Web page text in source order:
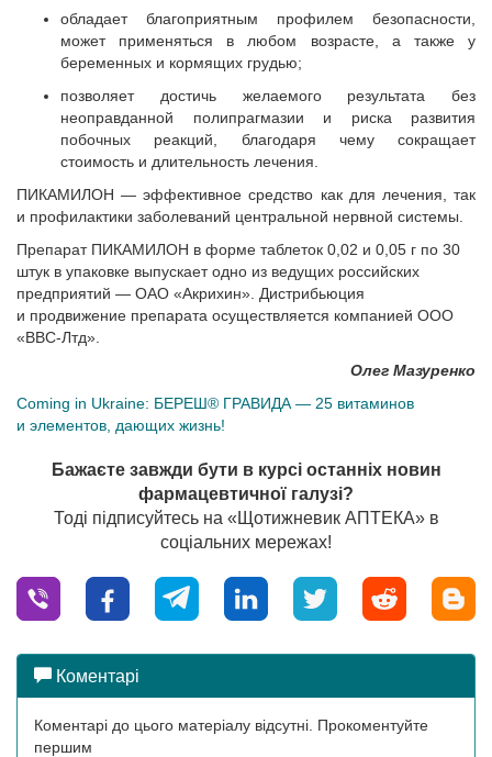
обладает благоприятным профилем безопасности,
может применяться в любом возрасте, а также у
беременных и кормящих грудью;
позволяет достичь желаемого результата без
неоправданной полипрагмазии и риска развития
побочных реакций, благодаря чему сокращает
стоимость и длительность лечения.
ПИКАМИЛОН — эффективное средство как для лечения, так
и профилактики заболеваний центральной нервной системы.
Препарат ПИКАМИЛОН в форме таблеток 0,02 и 0,05 г по 30
штук в упаковке выпускает одно из ведущих российских
предприятий — ОАО «Акрихин». Дистрибьюция
и продвижение препарата осуществляется компанией ООО
«ВВС-Лтд».
Олег Мазуренко
Coming in Ukraine: БЕРЕШ® ГРАВИДА — 25 витаминов
и элементов, дающих жизнь!
Бажаєте завжди бути в курсі останніх новин
фармацевтичної галузі?
Тоді підписуйтесь на «Щотижневик АПТЕКА» в
соціальних мережах!
Коментарі
Коментарі до цього матеріалу відсутні. Прокоментуйте
першим